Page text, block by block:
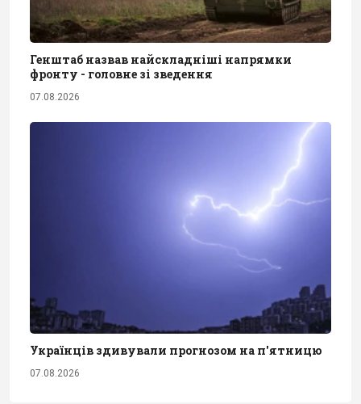
Генштаб назвав найскладніші напрямки
фронту - головне зі зведення
07.08.2026
Українців здивували прогнозом на п'ятницю
07.08.2026